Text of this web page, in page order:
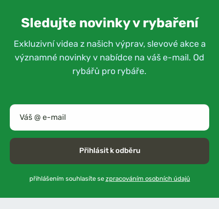
Sledujte novinky v rybaření
Exkluzivní videa z našich výprav, slevové akce a
významné novinky v nabídce na váš e-mail. Od
rybářů pro rybáře.
Přihlásit k odběru
přihlášením souhlasíte se zpracováním osobních údajů